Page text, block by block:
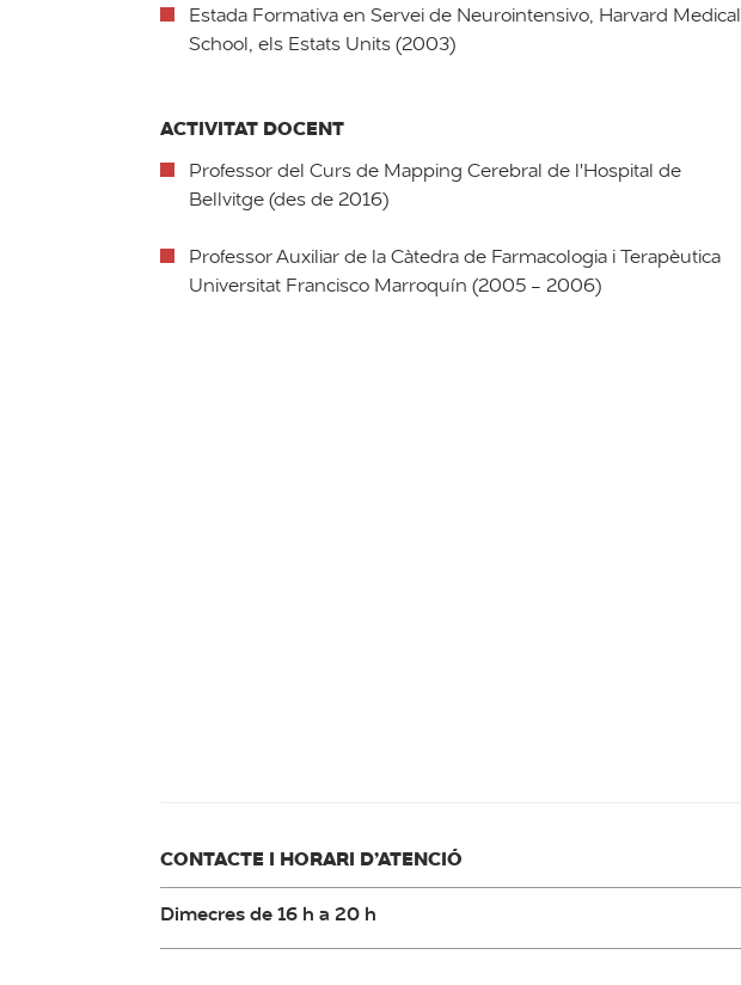
Estada Formativa en Servei de Neurointensivo, Harvard Medical
School, els Estats Units (2003)
ACTIVITAT DOCENT
Professor del Curs de Mapping Cerebral de l'Hospital de
Bellvitge (des de 2016)
Professor Auxiliar de la Càtedra de Farmacologia i Terapèutica
Universitat Francisco Marroquín (2005 - 2006)
CONTACTE I HORARI D’ATENCIÓ
Dimecres de 16 h a 20 h